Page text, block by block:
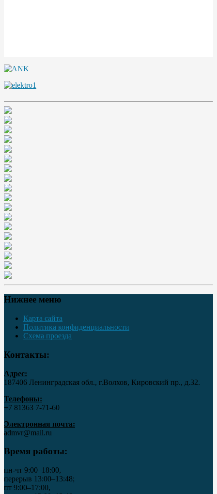
Нижнее меню
Карта сайта
Политика конфиденциальности
Схема проезда
Контакты:
Адрес:
187406 Ленинградская обл., г.Волхов, Кировский пр., д.32.
Телефоны:
+7 81363 7‑71-60
Электронная почта:
admvr@mail.ru
Время работы:
пн-чт 9:00–18:00,
перерыв 13:00–13:48;
пт 9:00–17:00,